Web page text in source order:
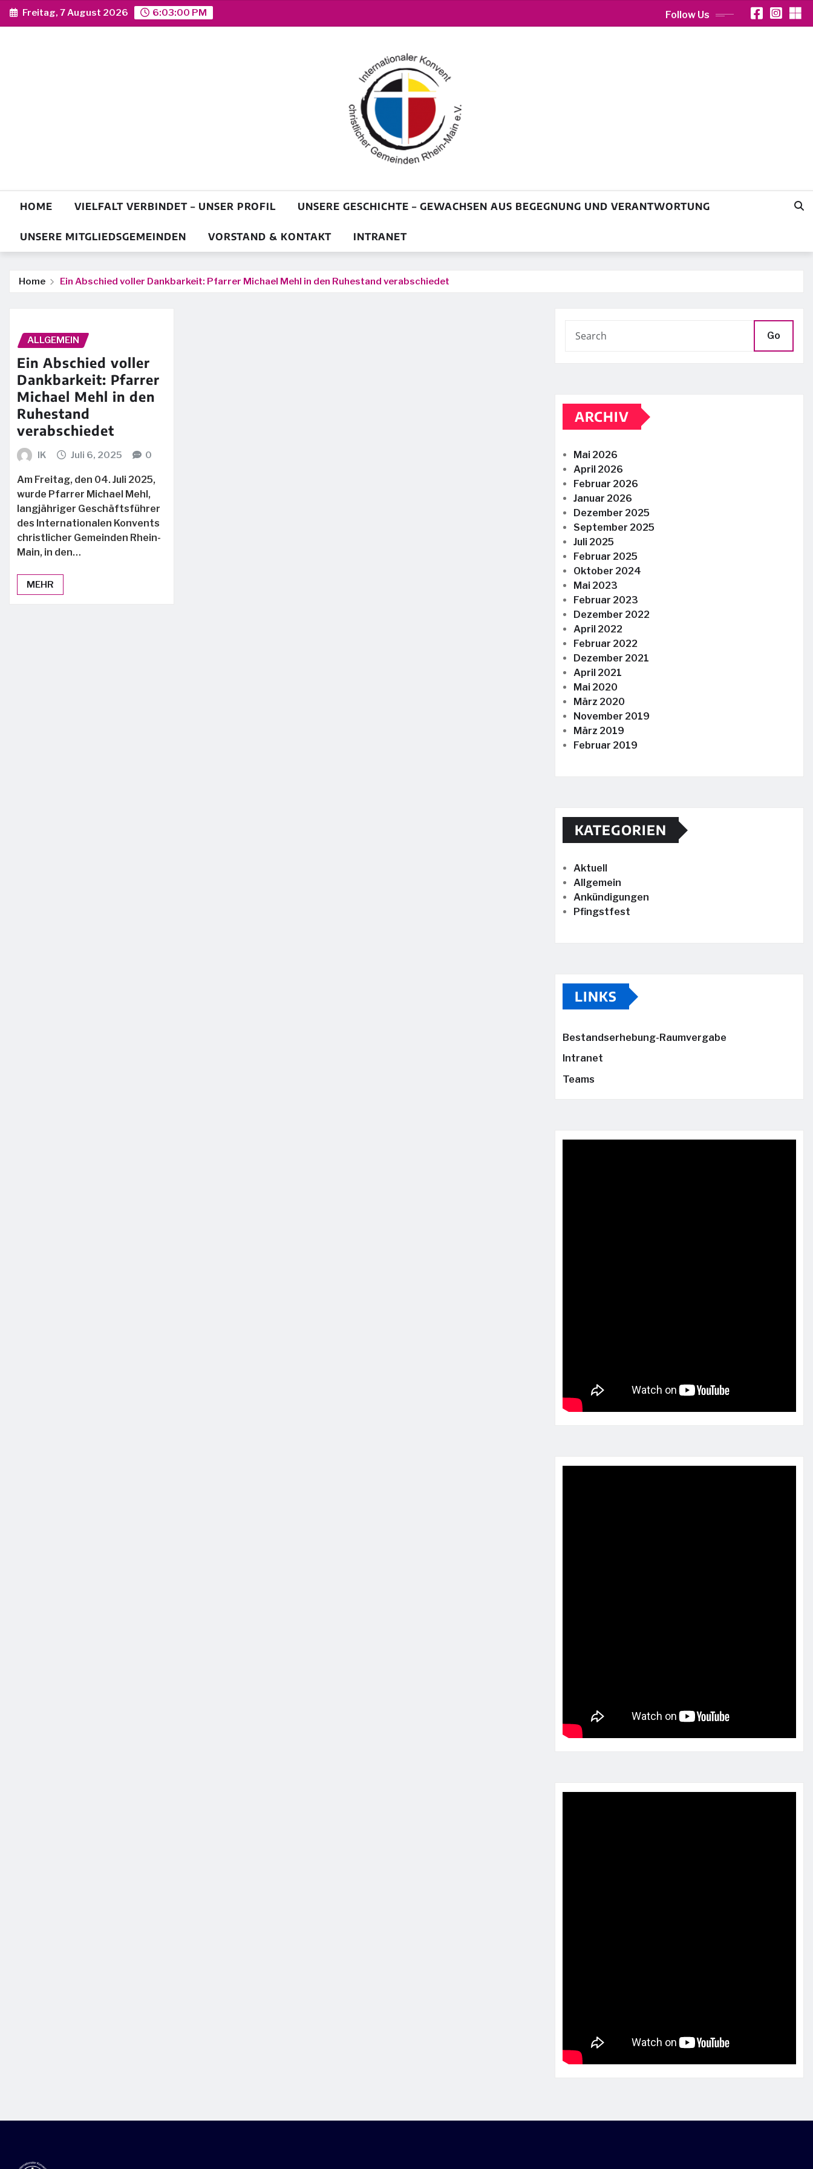
Skip
to
Freitag, 7 August 2026 6:03:01 PM Follow Us
HOME VIELFALT VERBINDET – UNSER PROFIL UNSERE GESCHICHTE – GEWACHSEN AUS BEGEGNUNG UND VERANTWORTUNG
UNSERE MITGLIEDSGEMEINDEN VORSTAND & KONTAKT INTRANET
Home Ein Abschied voller Dankbarkeit: Pfarrer Michael Mehl in den Ruhestand verabschiedet
ALLGEMEIN
Ein Abschied voller
Dankbarkeit: Pfarrer
Michael Mehl in den
Ruhestand
verabschiedet
IK Juli 6, 2025 0
Am Freitag, den 04. Juli 2025,
wurde Pfarrer Michael Mehl,
langjähriger Geschäftsführer
des Internationalen Konvents
christlicher Gemeinden Rhein-
Main, in den…
MEHR
Go
ARCHIV
Mai 2026
April 2026
Februar 2026
Januar 2026
Dezember 2025
September 2025
Juli 2025
Februar 2025
Oktober 2024
Mai 2023
Februar 2023
Dezember 2022
April 2022
Februar 2022
Dezember 2021
April 2021
Mai 2020
März 2020
November 2019
März 2019
Februar 2019
KATEGORIEN
Aktuell
Allgemein
Ankündigungen
Pfingstfest
LINKS
Bestandserhebung-Raumvergabe
Intranet
Teams